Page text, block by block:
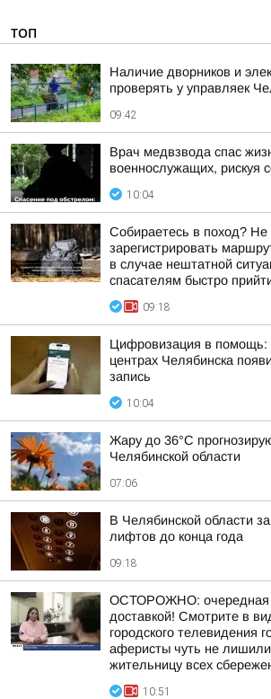
ТОП
Наличие дворников и
проверять у управляек
09:42
Врач медвзвода спас
военнослужащих, рискуя
10:04
Собираетесь в поход? Не
зарегистрировать
в случае нештатной
спасателям быстро
09:18
Цифровизация в помощь:
центрах Челябинска
запись
10:04
Жару до 36°С
Челябинской области
07:06
В Челябинской области
лифтов до конца года
09:18
ОСТОРОЖНО: очередная
доставкой! Смотрите в
городского телевидения
аферисты чуть не
жительницу всех
10:51